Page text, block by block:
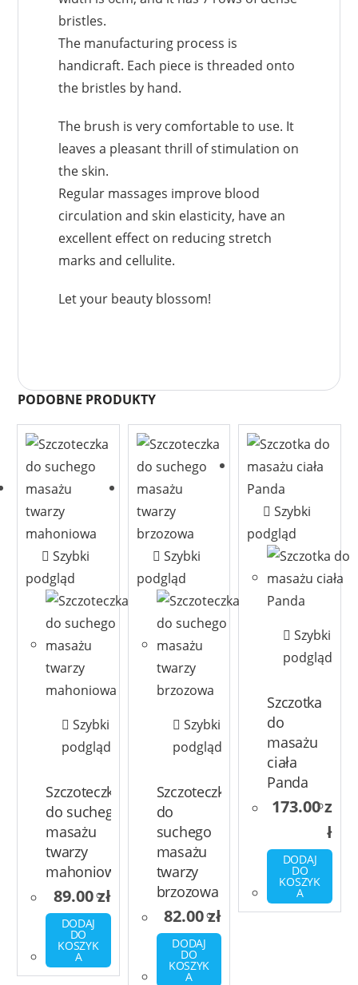
bristles.
The manufacturing process is
handicraft. Each piece is threaded onto
the bristles by hand.
The brush is very comfortable to use. It
leaves a pleasant thrill of stimulation on
the skin.
Regular massages improve blood
circulation and skin elasticity, have an
excellent effect on reducing stretch
marks and cellulite.
Let your beauty blossom!
PODOBNE PRODUKTY
Szybki
podgląd
Szybki
podgląd
Szczoteczka
do suchego
masażu
twarzy
mahoniowa
89.00zł
DODAJ
DO
KOSZYK
A
Szybki
podgląd
Szybki
podgląd
Szczoteczka
do
suchego
masażu
twarzy
brzozowa
82.00zł
DODAJ
DO
KOSZYK
A
Szybki
podgląd
Szybki
podgląd
Szczotka
do
masażu
ciała
Panda
173.00z
ł
DODAJ
DO
KOSZYK
A